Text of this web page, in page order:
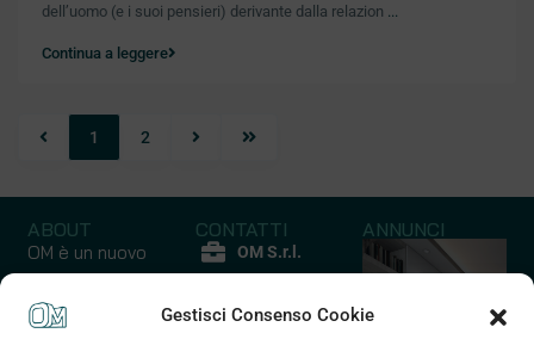
Gestisci Consenso Cookie
dell’uomo (e i suoi pensieri) derivante dalla relazion
Continua a leggere
1 2
ABOUT
OM è un nuovo
modo di
comprare casa
un’ esperienza
CONTATTI
OM S.r.l.
12852210017
ANNUNCI